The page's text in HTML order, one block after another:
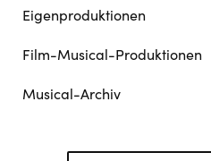
Eigenproduktionen
Film-Musical-Produktionen
Musical-Archiv